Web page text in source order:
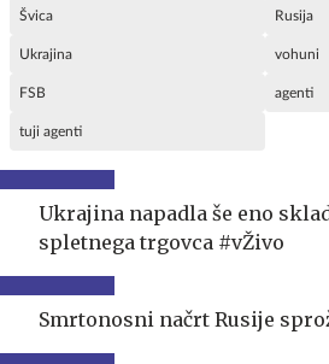
Švica Rusija
Ukrajina vohuni
FSB agenti
tuji agenti
Ukrajina napadla še eno
spletnega trgovca #vŽivo
Smrtonosni načrt Rusije